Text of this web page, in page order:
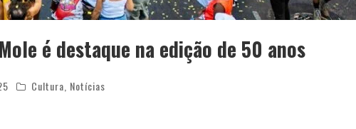
é destaque na edição de 50 anos
Cultura Notícias